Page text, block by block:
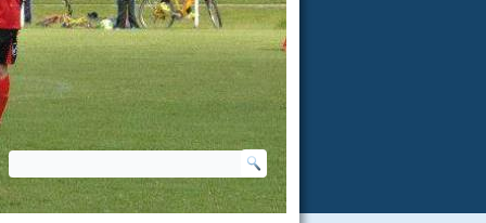
KERESÉS ŰRLAP
Keresés